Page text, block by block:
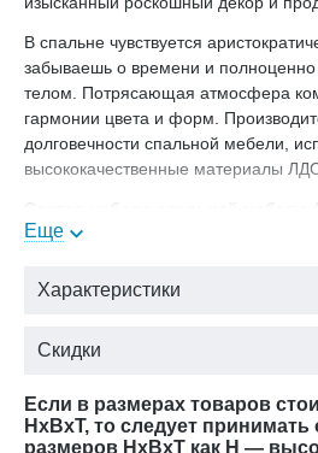
В спальне чувствуется
забываешь о времени и
телом. Потрясающая атмосфера
гармонии цвета и форм.
долговечности спальной мебели,
высококачественные материалы
Кровать: ширина – 2050, мм
Шкаф: ширина – 2530, мм глубина –
– 745, мм
Еще
Характеристики
Скидки
Если в размерах товаров
HxBxT, то следует принимать
размеров HxBxT как H —